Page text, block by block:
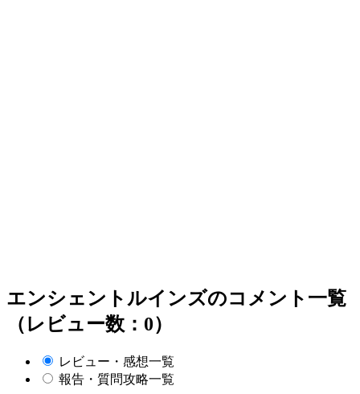
エンシェントルインズのコメント一覧
（レビュー数：0）
レビュー・感想一覧
報告・質問攻略一覧